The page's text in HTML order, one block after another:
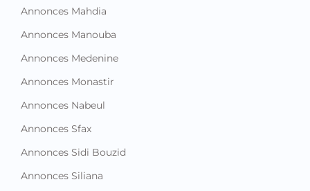
Annonces Medenine
Annonces Monastir
Annonces Nabeul
Annonces Sfax
Annonces Sidi Bouzid
Annonces Siliana
Annonces Sousse
Annonces Tataouine